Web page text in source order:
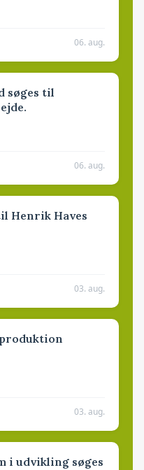
06. aug.
søges til
06. aug.
Henrik Haves
03. aug.
03. aug.
i udvikling søges